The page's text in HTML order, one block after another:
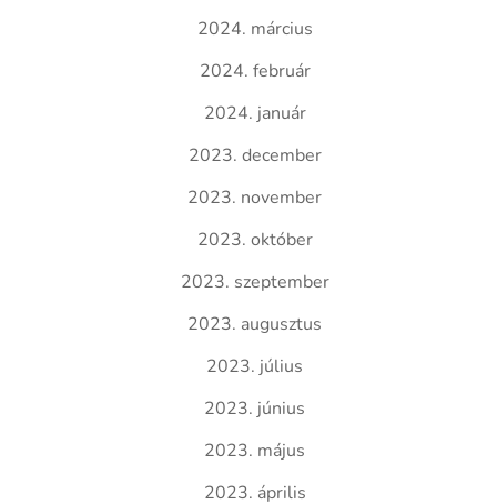
2024. március
2024. február
2024. január
2023. december
2023. november
2023. október
2023. szeptember
2023. augusztus
2023. július
2023. június
2023. május
2023. április